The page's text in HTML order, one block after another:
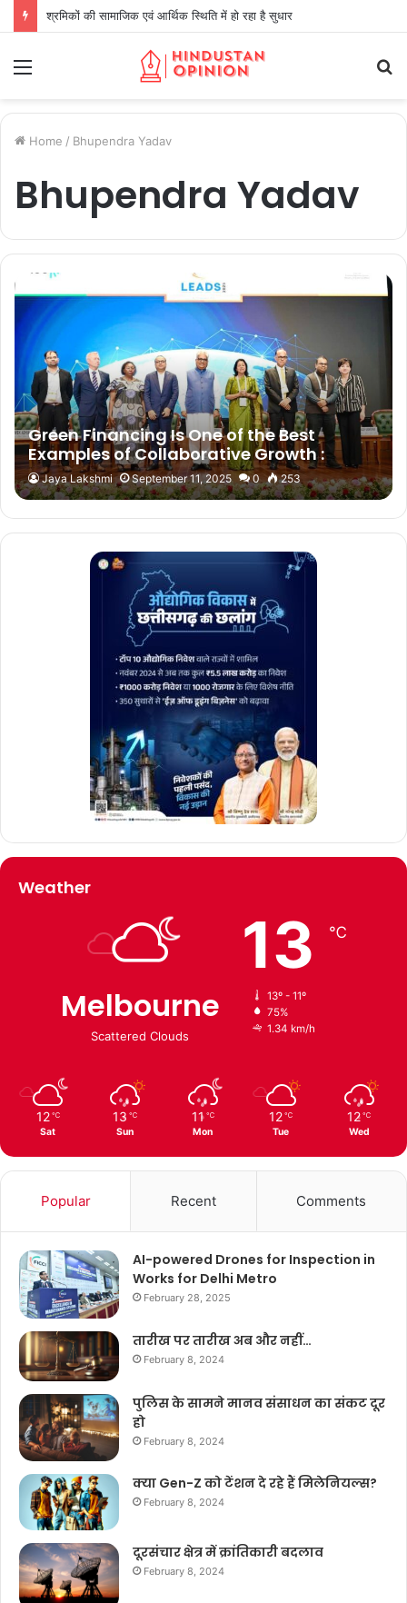
श्रमिकों की सामाजिक एवं आर्थिक स्थिति में हो रहा है सुधार
Home / Bhupendra Yadav
Bhupendra Yadav
Green Financing Is One of the Best
Examples of Collaborative Growth :
Bhupender Yadav
Jaya Lakshmi September 11, 2025 0 253
Weather
Melbourne
Scattered Clouds
13 ℃
13º - 11º
75%
1.34 km/h
12 ℃
Sat
13 ℃
Sun
11 ℃
Mon
12 ℃
Tue
12 ℃
Wed
Popular Recent Comments
AI-powered Drones for Inspection in
Works for Delhi Metro
February 28, 2025
तारीख पर तारीख अब और नहीं…
February 8, 2024
पुलिस के सामने मानव संसाधन का संकट दूर
हो
February 8, 2024
क्या Gen-Z को टेंशन दे रहे हैं मिलेनियल्स?
February 8, 2024
दूरसंचार क्षेत्र में क्रांतिकारी बदलाव
February 8, 2024